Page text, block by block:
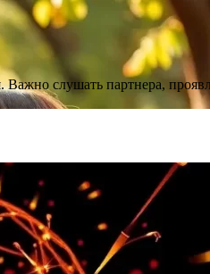
слушать партнера,